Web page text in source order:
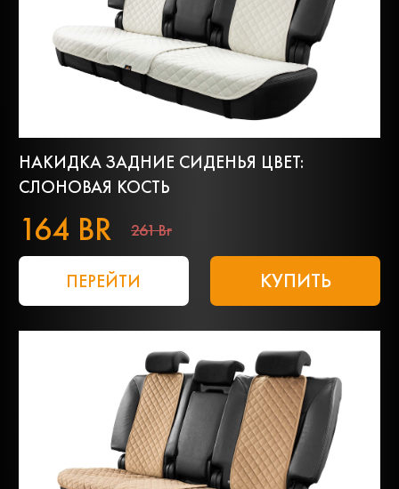
НАКИДКА ЗАДНИЕ СИДЕНЬЯ ЦВЕТ:
СЛОНОВАЯ КОСТЬ
164 BR 261 Br
ПЕРЕЙТИ КУПИТЬ